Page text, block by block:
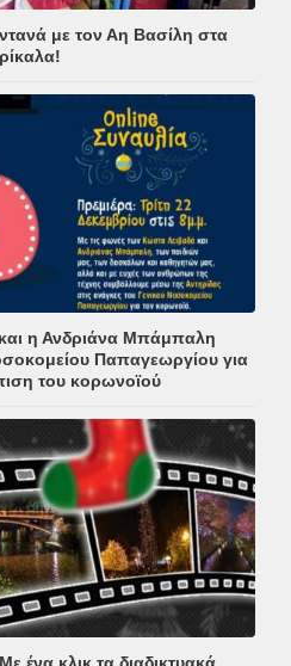
με τον Αη Βασίλη στα
η Ανδριάνα Μπάμπαλη
Παπαγεωργίου για
του κορωνοϊού